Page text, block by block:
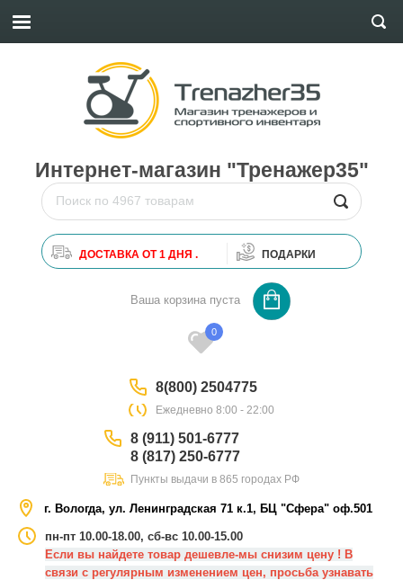
Интернет-магазин "Тренажер35"
ДОСТАВКА ОТ 1 ДНЯ . ПОДАРКИ
0
Ваша корзина пуста
0
г. Вологда, ул. Ленинградская 71 к.1, БЦ "Сфера" оф.501
пн-пт 10.00-18.00, сб-вс 10.00-15.00
Если вы найдете товар дешевле-мы снизим цену ! В
связи с регулярным изменением цен, просьба узнавать
8(800) 2504775
Eжедневно 8:00 - 22:00
8 (911) 501-6777
8 (817) 250-6777
Пункты выдачи в 865 городах РФ